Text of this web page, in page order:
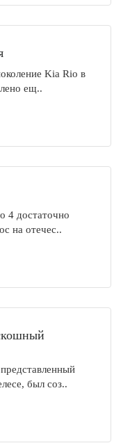
Kia Rio в
ещ..
4 достаточно
на отечес..
был соз..